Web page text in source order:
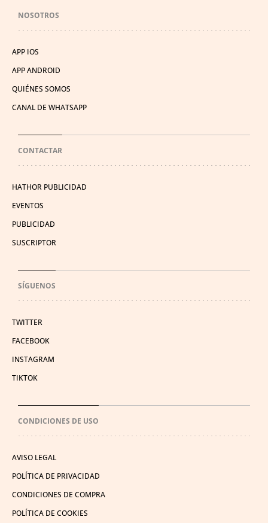
NOSOTROS
APP IOS
APP ANDROID
QUIÉNES SOMOS
CANAL DE WHATSAPP
CONTACTAR
HATHOR PUBLICIDAD
EVENTOS
PUBLICIDAD
SUSCRIPTOR
SÍGUENOS
TWITTER
FACEBOOK
INSTAGRAM
TIKTOK
CONDICIONES DE USO
AVISO LEGAL
POLÍTICA DE PRIVACIDAD
CONDICIONES DE COMPRA
POLÍTICA DE COOKIES